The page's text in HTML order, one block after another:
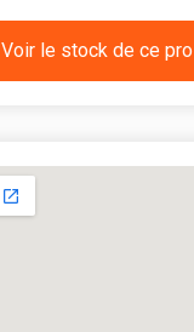
Voir le stock de ce pro